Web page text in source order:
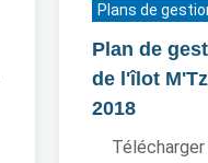
Plans de
Plan de
de l'îlot
2018